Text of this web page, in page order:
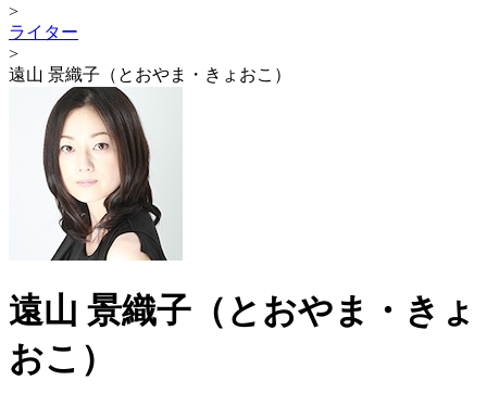
>
ライター
>
遠山 景織子（とおやま・きょおこ）
遠山 景織子（とおやま・きょ
おこ）